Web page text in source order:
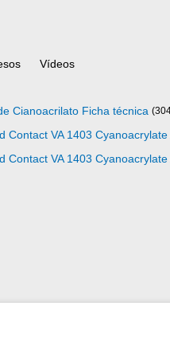
Vídeos
Cianoacrilato Ficha técnica
Contact VA 1403 Cyanoacrylate
Contact VA 1403 Cyanoacrylate